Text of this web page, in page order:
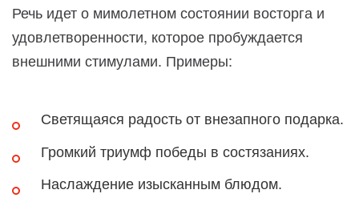
Речь идет о мимолетном состоянии восторга и
удовлетворенности, которое пробуждается
внешними стимулами. Примеры:
Светящаяся радость от внезапного подарка.
Громкий триумф победы в состязаниях.
Наслаждение изысканным блюдом.